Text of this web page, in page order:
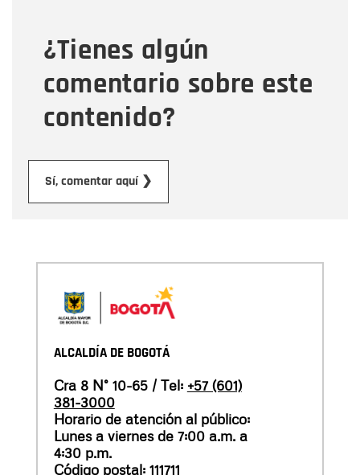
¿Tienes algún
comentario sobre este
contenido?
Sí, comentar aquí ❯
Mensaje
ALCALDÍA DE BOGOTÁ
Cra 8 N° 10-65 / Tel: +57 (601)
381-3000
Horario de atención al público:
Lunes a viernes de 7:00 a.m. a
4:30 p.m.
Código postal: 111711